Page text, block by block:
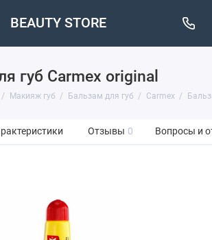
BEAUTY STORE
губ Carmex original
Макияж губ Бальзам для губ Carmex
Отзывы 0 Вопросы и